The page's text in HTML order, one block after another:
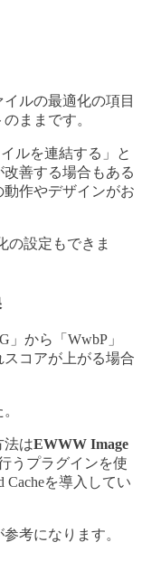
ルの最適化の項目
ままです。
ルを連結する」と
善する場合もある
作やデザインがお
設定もできま
から「WwbP」
コアが上がる場合
法はEWWW Image
うプラグインを使
Cacheを導入してい
考になります。